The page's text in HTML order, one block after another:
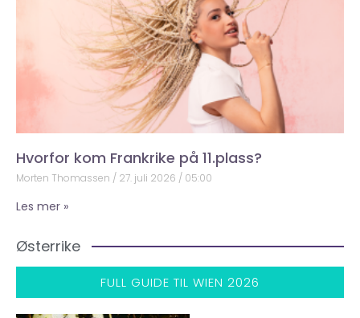
Hvorfor kom Frankrike på 11.plass?
Morten Thomassen 27. juli 2026 05:00
Les mer »
Østerrike
FULL GUIDE TIL WIEN 2026